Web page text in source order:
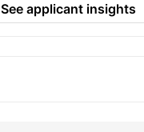
See applicant insights